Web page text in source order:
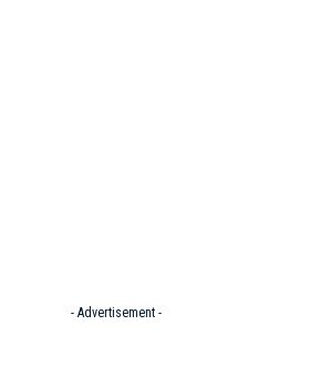
- Advertisement -